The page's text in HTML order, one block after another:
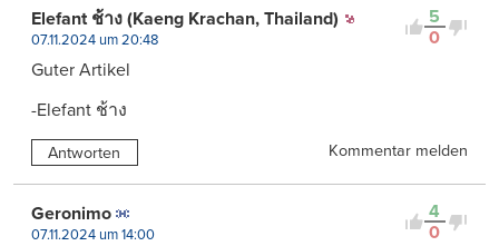
5
0
Elefant ช้าง (Kaeng Krachan, Thailand)
07.11.2024 um 20:48
Guter Artikel
-Elefant ช้าง
Antworten Kommentar melden
4
0
Geronimo
07.11.2024 um 14:00